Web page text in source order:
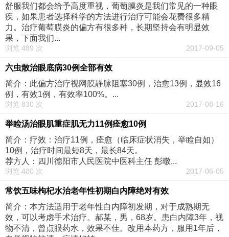
舒服我们都会给予高度重视，葡萄膜炎是我们常见的一种眼
疾，如果患者选择科学的方法进行治疗可能会花费很多精
力。治疗葡萄膜炎的偏方有很多种，长期坚持会有明显效
果，下面我们...
浏览 489 次 2017-09-05
六虫散治眼底病30例全部有效
简介：此偏方治疗视网膜静脉阻塞30例，治愈13例，显效16
例，有效1例，有效率100%。...
浏览 830 次 2017-08-16
举睑汤治眼肌重症肌无力11例痊愈10例
简介：疗效：治疗11例，痊愈（临床症状消失，举睑自如）
10例，治疗时间最短8天，最长84天。
荐方人：四川德阳市人民医院中医科主任 彭暾...
浏览 480 次 2017-06-05
常饮五味枸杞水治老年性初期白内障绝对有效
简介：本方法适用于老年性白内障初发期，对于成熟期无
效，可以考虑手术治疗。郝某，男，68岁。患白内障3年，视
物不清，曾点眼药水，效果不佳。改用本药方，服用1年后，